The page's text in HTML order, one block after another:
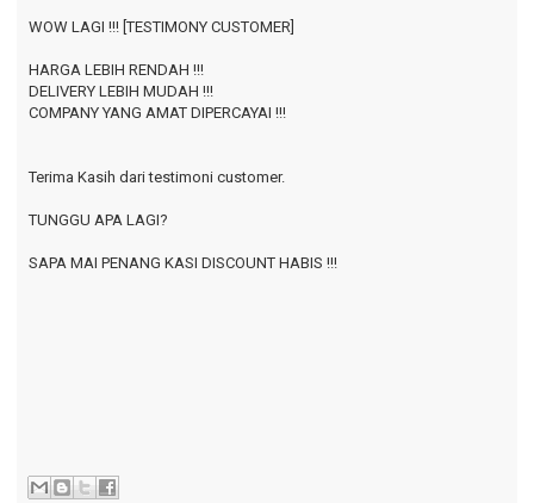
WOW LAGI !!! [TESTIMONY CUSTOMER]
HARGA LEBIH RENDAH !!!
DELIVERY LEBIH MUDAH !!!
COMPANY YANG AMAT DIPERCAYAI !!!
Terima Kasih dari testimoni customer.
TUNGGU APA LAGI?
SAPA MAI PENANG KASI DISCOUNT HABIS !!!